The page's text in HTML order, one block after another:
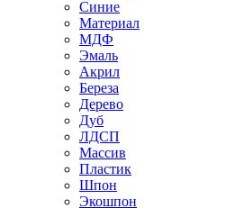
Синие
Материал
МДФ
Эмаль
Акрил
Береза
Дерево
Дуб
ЛДСП
Массив
Пластик
Шпон
Экошпон